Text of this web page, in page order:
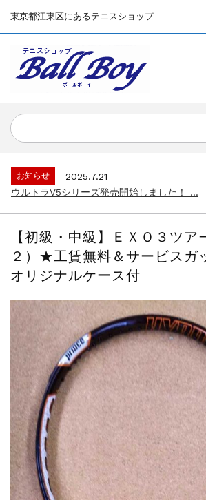
東京都江東区にあるテニスショップ
お知らせ
2025.7.15
お知らせ
2025.7.21
ウルトラV5シリーズ発売開始しました！ ...
お知らせ
2025.7.21
ウルトラV5シリーズ発売開始しました！ ...
お知らせ
2025.7.15
【初級・中級】ＥＸＯ３ツ
２）★工賃無料＆サービスガ
オリジナルケース付